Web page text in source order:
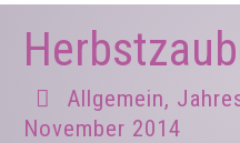
Allgemein,
November 2014